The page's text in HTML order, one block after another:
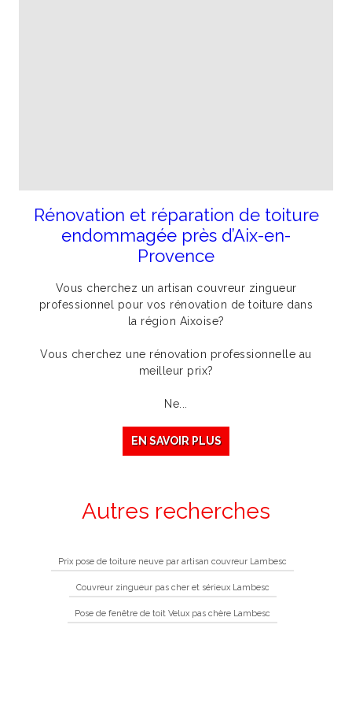
Rénovation et réparation de toiture
endommagée près d’Aix-en-
Provence
Vous cherchez un artisan couvreur zingueur
professionnel pour vos rénovation de toiture dans
la région Aixoise?
Vous cherchez une rénovation professionnelle au
meilleur prix?
Ne...
EN SAVOIR PLUS
Autres recherches
Prix pose de toiture neuve par artisan couvreur Lambesc
Couvreur zingueur pas cher et sérieux Lambesc
Pose de fenêtre de toit Velux pas chère Lambesc